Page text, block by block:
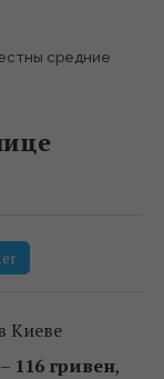
средние
Киеве
116 гривен,